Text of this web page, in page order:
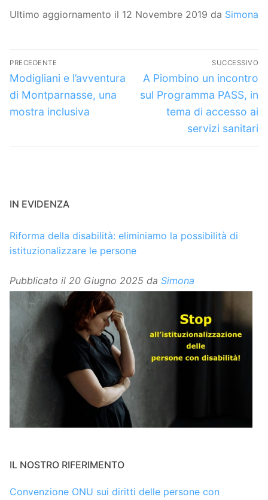
Ultimo aggiornamento il 12 Novembre 2019 da Simona
Navigazione
articoli
PRECEDENTE
Articolo
precedente:
Modigliani e l’avventura
di Montparnasse, una
mostra inclusiva
SUCCESSIVO
Articolo
successivo:
A Piombino un incontro
sul Programma PASS, in
tema di accesso ai
servizi sanitari
IN EVIDENZA
Riforma della disabilità: eliminiamo la possibilità di
istituzionalizzare le persone
Pubblicato il 20 Giugno 2025 da Simona
IL NOSTRO RIFERIMENTO
Convenzione ONU sui diritti delle persone con